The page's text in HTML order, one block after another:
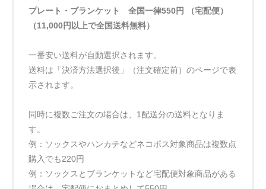
プレート・ブランケット 全国一律550円 （宅配便）
（11,000円以上で全国送料無料）
一番安い送料が自動選択されます。
送料は「決済方法選択後」（注文確定前）のページで表
示されます。
同時に複数ご注文の場合は、1配送分の送料となりま
す。
例：ソックスやハンカチなどネコポス対象商品は複数点
購入でも220円
例：ソックスとブランケットなど宅配便対象商品がある